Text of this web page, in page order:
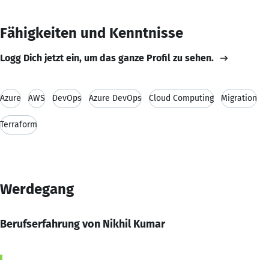
Fähigkeiten und Kenntnisse
Logg Dich jetzt ein, um das ganze Profil zu sehen.
Azure AWS DevOps Azure DevOps Cloud Computing Migration
Terraform
Werdegang
Berufserfahrung von Nikhil Kumar